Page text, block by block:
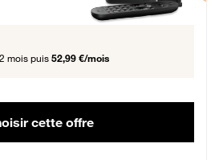
mois puis 52,99 €/mois
cette offre